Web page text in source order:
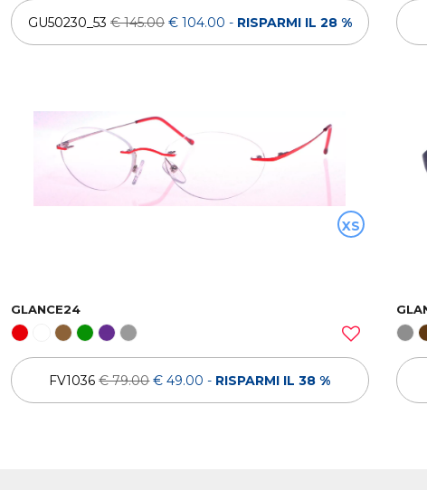
GU50230_53 € 145.00 € 104.00 - RISPARMI IL 28 %
XS
GLANCE24
FV1036€ 79.00 € 49.00 - RISPARMI IL 38 %